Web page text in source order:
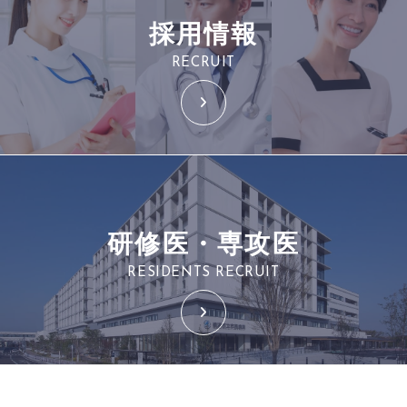
採用情報
RECRUIT
研修医・専攻医
RESIDENTS RECRUIT